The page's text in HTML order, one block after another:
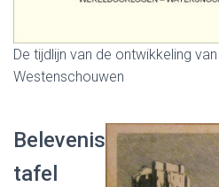
De tijdlijn van de ontwikkeling
Westenschouwen
Belevenis
tafel